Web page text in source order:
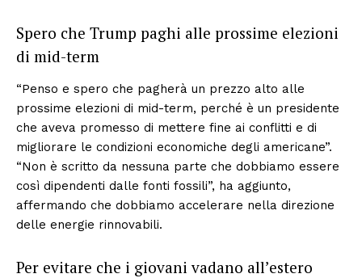
Spero che Trump paghi alle prossime elezioni
di mid-term
“Penso e spero che pagherà un prezzo alto alle
prossime elezioni di mid-term, perché è un presidente
che aveva promesso di mettere fine ai conflitti e di
migliorare le condizioni economiche degli americane”.
“Non è scritto da nessuna parte che dobbiamo essere
così dipendenti dalle fonti fossili”, ha aggiunto,
affermando che dobbiamo accelerare nella direzione
delle energie rinnovabili.
Per evitare che i giovani vadano all’estero